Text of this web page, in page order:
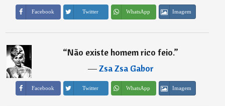
Facebook Twitter WhatsApp Imagem
“Não existe homem rico feio.”
―Zsa Zsa Gabor
Facebook Twitter WhatsApp Imagem